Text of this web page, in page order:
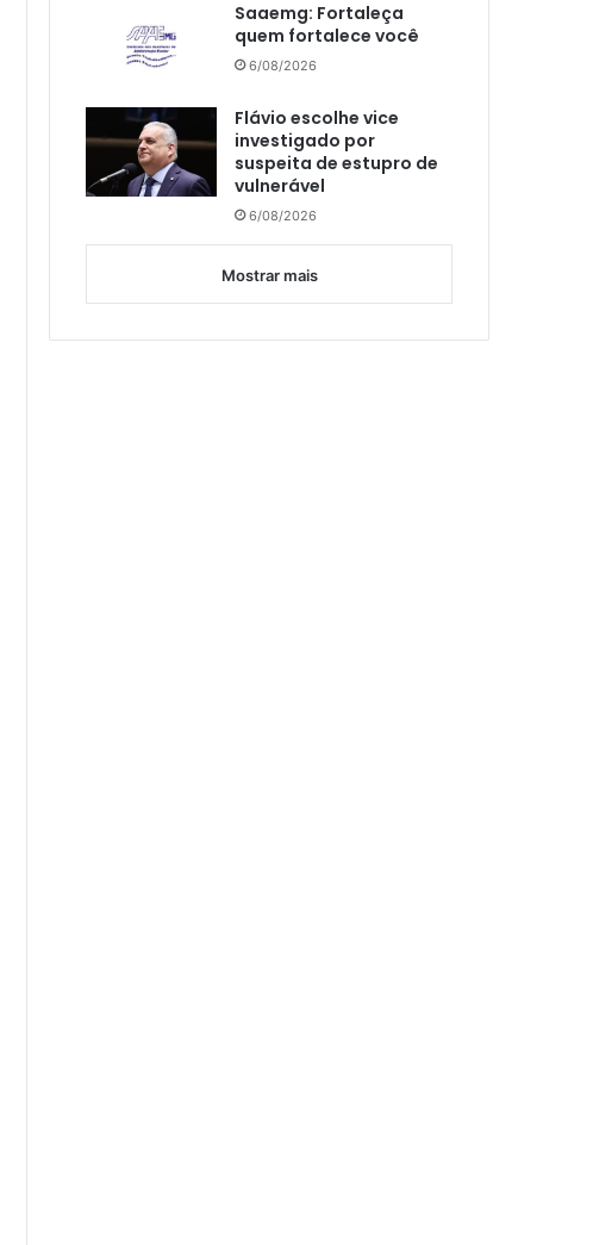
Saaemg: Fortaleça
quem fortalece você
6/08/2026
Flávio escolhe vice
investigado por
suspeita de estupro de
vulnerável
6/08/2026
Mostrar mais